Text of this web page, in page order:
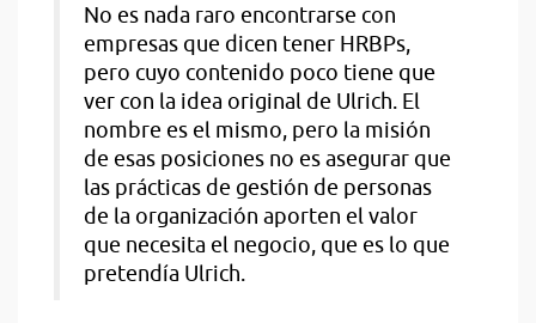
No es nada raro encontrarse con
empresas que dicen tener HRBPs,
pero cuyo contenido poco tiene que
ver con la idea original de Ulrich. El
nombre es el mismo, pero la misión
de esas posiciones no es asegurar que
las prácticas de gestión de personas
de la organización aporten el valor
que necesita el negocio, que es lo que
pretendía Ulrich.